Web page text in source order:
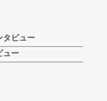
タビュー
ュー